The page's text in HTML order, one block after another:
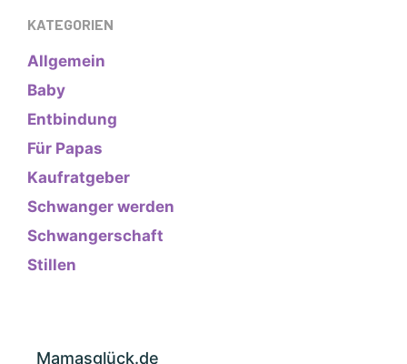
KATEGORIEN
Allgemein
Baby
Entbindung
Für Papas
Kaufratgeber
Schwanger werden
Schwangerschaft
Stillen
Mamasglück.de